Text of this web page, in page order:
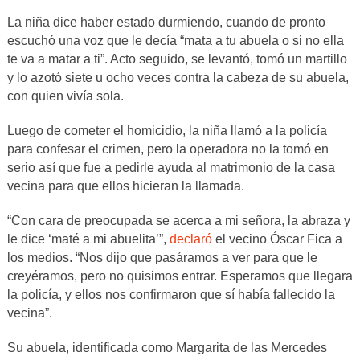
La niña dice haber estado durmiendo, cuando de pronto
escuchó una voz que le decía “mata a tu abuela o si no ella
te va a matar a ti”. Acto seguido, se levantó, tomó un martillo
y lo azotó siete u ocho veces contra la cabeza de su abuela,
con quien vivía sola.
Luego de cometer el homicidio, la niña llamó a la policía
para confesar el crimen, pero la operadora no la tomó en
serio así que fue a pedirle ayuda al matrimonio de la casa
vecina para que ellos hicieran la llamada.
“Con cara de preocupada se acerca a mi señora, la abraza y
le dice ‘maté a mi abuelita’”, declaróel vecino Óscar Fica a
los medios. “Nos dijo que pasáramos a ver para que le
creyéramos, pero no quisimos entrar. Esperamos que llegara
la policía, y ellos nos confirmaron que sí había fallecido la
vecina”.
Su abuela, identificada como Margarita de las Mercedes